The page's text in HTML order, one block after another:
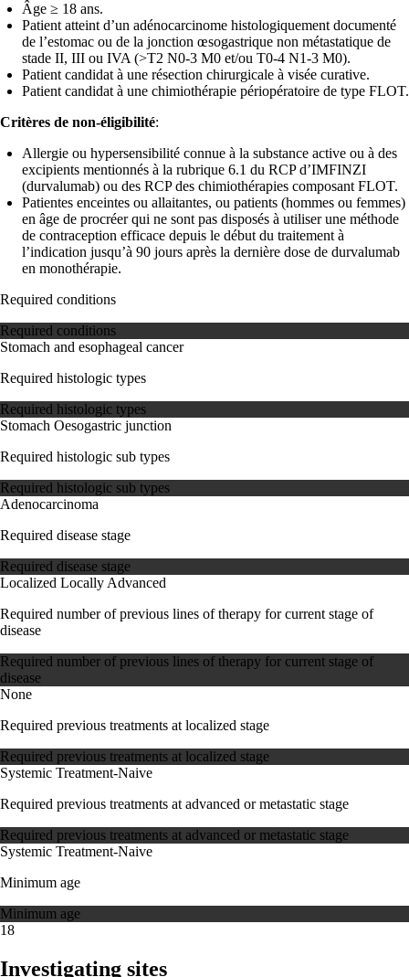
Âge ≥ 18 ans.
Patient atteint d’un adénocarcinome histologiquement documenté
de l’estomac ou de la jonction œsogastrique non métastatique de
stade II, III ou IVA (>T2 N0-3 M0 et/ou T0-4 N1-3 M0).
Patient candidat à une résection chirurgicale à visée curative.
Patient candidat à une chimiothérapie périopératoire de type FLOT.
Critères de non-éligibilité:
Allergie ou hypersensibilité connue à la substance active ou à des
excipients mentionnés à la rubrique 6.1 du RCP d’IMFINZI
(durvalumab) ou des RCP des chimiothérapies composant FLOT.
Patientes enceintes ou allaitantes, ou patients (hommes ou femmes)
en âge de procréer qui ne sont pas disposés à utiliser une méthode
de contraception efficace depuis le début du traitement à
l’indication jusqu’à 90 jours après la dernière dose de durvalumab
en monothérapie.
Required conditions
Required conditions
Stomach and esophageal cancer
Required histologic types
Required histologic types
Stomach Oesogastric junction
Required histologic sub types
Required histologic sub types
Adenocarcinoma
Required disease stage
Required disease stage
Localized Locally Advanced
Required number of previous lines of therapy for current stage of
disease
Required number of previous lines of therapy for current stage of
disease
None
Required previous treatments at localized stage
Required previous treatments at localized stage
Systemic Treatment-Naive
Required previous treatments at advanced or metastatic stage
Required previous treatments at advanced or metastatic stage
Systemic Treatment-Naive
Minimum age
Minimum age
18
Investigating sites